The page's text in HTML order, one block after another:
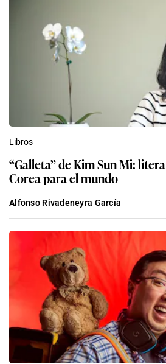
Libros
“Galleta” de Kim Sun Mi:
Corea para el mundo
Alfonso Rivadeneyra García